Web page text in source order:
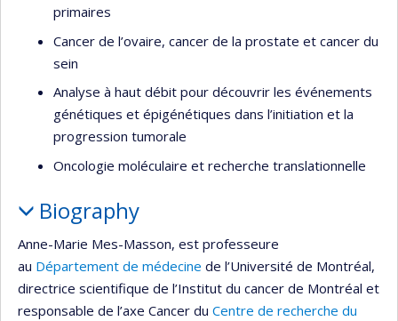
primaires
Cancer de l’ovaire, cancer de la prostate et cancer du
sein
Analyse à haut débit pour découvrir les événements
génétiques et épigénétiques dans l’initiation et la
progression tumorale
Oncologie moléculaire et recherche translationnelle
Biography
Anne-Marie Mes-Masson, est professeure
au Département de médecine de l’Université de Montréal,
directrice scientifique de l’Institut du cancer de Montréal et
responsable de l’axe Cancer du Centre de recherche du